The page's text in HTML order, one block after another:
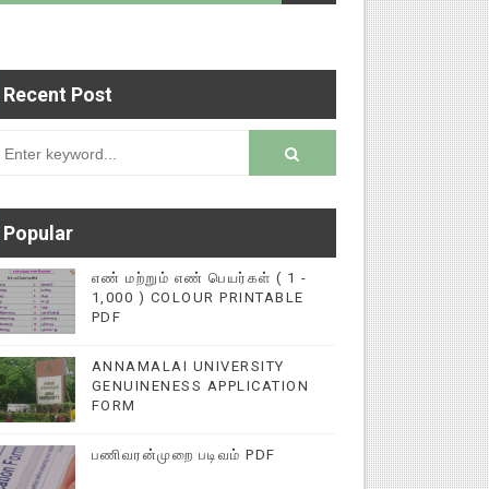
மின்னல் கல்விச் செய்தி இணையதளத்தில்
Recent Post
Popular
எண் மற்றும் எண் பெயர்கள் ( 1 -
1,000 ) COLOUR PRINTABLE
PDF
ANNAMALAI UNIVERSITY
GENUINENESS APPLICATION
FORM
பணிவரன்முறை படிவம் PDF